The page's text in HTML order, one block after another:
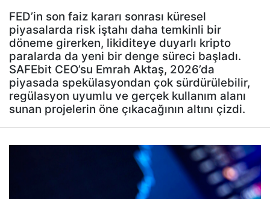
FED’in son faiz kararı sonrası küresel
piyasalarda risk iştahı daha temkinli bir
döneme girerken, likiditeye duyarlı kripto
paralarda da yeni bir denge süreci başladı.
SAFEbit CEO’su Emrah Aktaş, 2026’da
piyasada spekülasyondan çok sürdürülebilir,
regülasyon uyumlu ve gerçek kullanım alanı
sunan projelerin öne çıkacağının altını çizdi.